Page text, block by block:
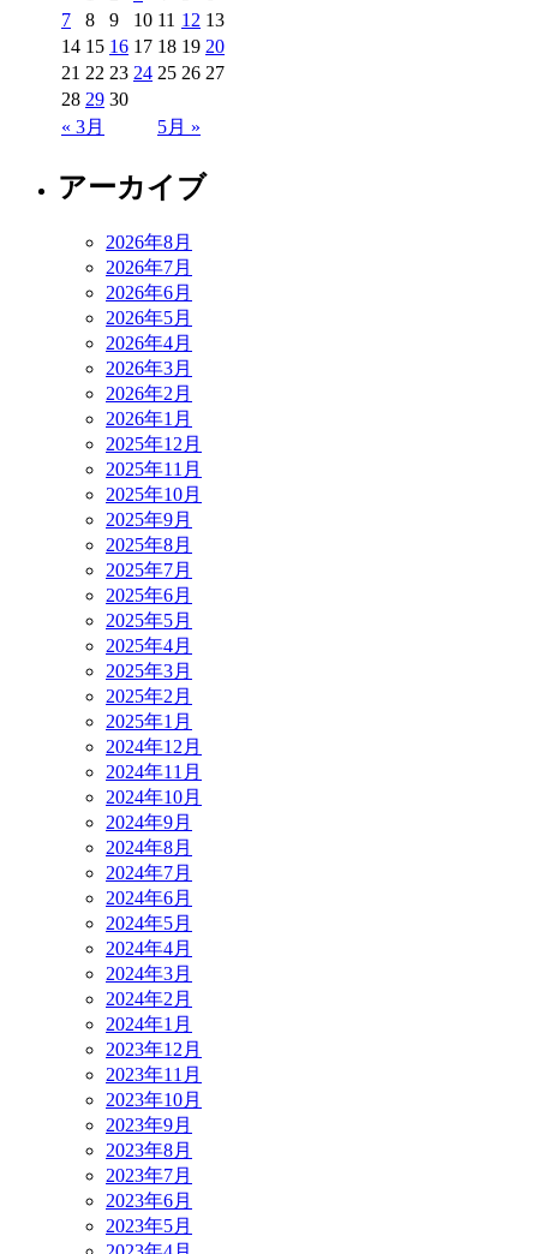
« 3月 5月 »
7
8 9 10 11 12 13
14 15 16 17 18 19 20
21 22 23 24 25 26 27
28 29 30
アーカイブ
2026年8月
2026年7月
2026年6月
2026年5月
2026年4月
2026年3月
2026年2月
2026年1月
2025年12月
2025年11月
2025年10月
2025年9月
2025年8月
2025年7月
2025年6月
2025年5月
2025年4月
2025年3月
2025年2月
2025年1月
2024年12月
2024年11月
2024年10月
2024年9月
2024年8月
2024年7月
2024年6月
2024年5月
2024年4月
2024年3月
2024年2月
2024年1月
2023年12月
2023年11月
2023年10月
2023年9月
2023年8月
2023年7月
2023年6月
2023年5月